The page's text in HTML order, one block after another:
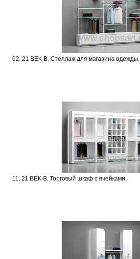
02. 21 ВЕК-В. Стеллаж для магазина одежды.
11. 21 ВЕК-В. Торговый шкаф с ячейками.